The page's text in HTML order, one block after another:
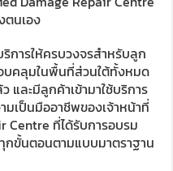
ตนเอง
การให้ครบวงจรสำหรับลูก
บคลุมในพื้นที่ส่วนใต้ทั้งหมด
และมีลูกค้าเข้ามาใช้บริการ
เป็นมืออาชีพของเจ้าหน้าที่
Centre ที่ได้รับการอบรม
ขั้นตอนตามแบบมาตราฐาน